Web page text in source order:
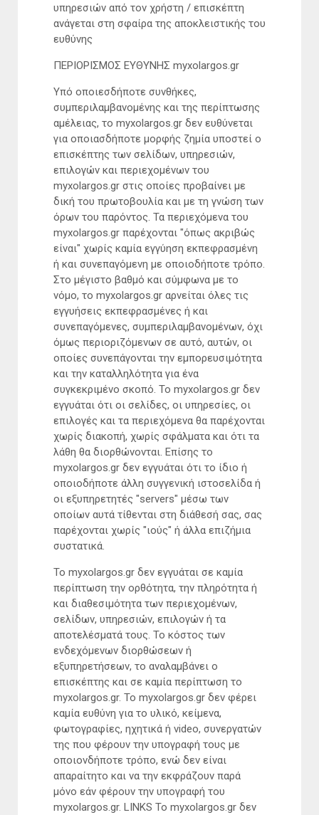
υπηρεσιών από τον χρήστη / επισκέπτη
ανάγεται στη σφαίρα της αποκλειστικής του
ευθύνης
ΠΕΡΙΟΡΙΣΜΟΣ ΕΥΘΥΝΗΣ myxolargos.gr
Υπό οποιεσδήποτε συνθήκες,
συμπεριλαμβανομένης και της περίπτωσης
αμέλειας, το myxolargos.gr δεν ευθύνεται
για οποιασδήποτε μορφής ζημία υποστεί ο
επισκέπτης των σελίδων, υπηρεσιών,
επιλογών και περιεχομένων του
myxolargos.gr στις οποίες προβαίνει με
δική του πρωτοβουλία και με τη γνώση των
όρων του παρόντος. Τα περιεχόμενα του
myxolargos.gr παρέχονται "όπως ακριβώς
είναι" χωρίς καμία εγγύηση εκπεφρασμένη
ή και συνεπαγόμενη με οποιοδήποτε τρόπο.
Στο μέγιστο βαθμό και σύμφωνα με το
νόμο, το myxolargos.gr αρνείται όλες τις
εγγυήσεις εκπεφρασμένες ή και
συνεπαγόμενες, συμπεριλαμβανομένων, όχι
όμως περιοριζόμενων σε αυτό, αυτών, οι
οποίες συνεπάγονται την εμπορευσιμότητα
και την καταλληλότητα για ένα
συγκεκριμένο σκοπό. Το myxolargos.gr δεν
εγγυάται ότι οι σελίδες, οι υπηρεσίες, οι
επιλογές και τα περιεχόμενα θα παρέχονται
χωρίς διακοπή, χωρίς σφάλματα και ότι τα
λάθη θα διορθώνονται. Επίσης το
myxolargos.gr δεν εγγυάται ότι το ίδιο ή
οποιοδήποτε άλλη συγγενική ιστοσελίδα ή
οι εξυπηρετητές "servers" μέσω των
οποίων αυτά τίθενται στη διάθεσή σας, σας
παρέχονται χωρίς "ιούς" ή άλλα επιζήμια
συστατικά.
Το myxolargos.gr δεν εγγυάται σε καμία
περίπτωση την ορθότητα, την πληρότητα ή
και διαθεσιμότητα των περιεχομένων,
σελίδων, υπηρεσιών, επιλογών ή τα
αποτελέσματά τους. Το κόστος των
ενδεχόμενων διορθώσεων ή
εξυπηρετήσεων, το αναλαμβάνει ο
επισκέπτης και σε καμία περίπτωση το
myxolargos.gr. Το myxolargos.gr δεν φέρει
καμία ευθύνη για το υλικό, κείμενα,
φωτογραφίες, ηχητικά ή video, συνεργατών
της που φέρουν την υπογραφή τους με
οποιονδήποτε τρόπο, ενώ δεν είναι
απαραίτητο και να την εκφράζουν παρά
μόνο εάν φέρουν την υπογραφή του
myxolargos.gr. LINKS Το myxolargos.gr δεν